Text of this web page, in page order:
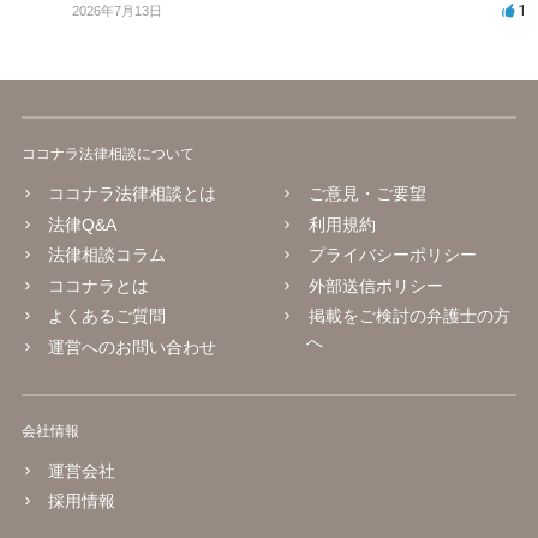
2026年7月13日 1
ココナラ法律相談について
ココナラ法律相談とは
法律Q&A
法律相談コラム
ココナラとは
よくあるご質問
運営へのお問い合わせ
ご意見・ご要望
利用規約
プライバシーポリシー
外部送信ポリシー
掲載をご検討の弁護士の方
へ
会社情報
運営会社
採用情報